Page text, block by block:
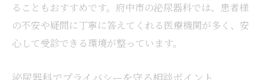
ることもおすすめです。府中市の泌尿器科では、患者様
の不安や疑問に丁寧に答えてくれる医療機関が多く、安
心して受診できる環境が整っています。